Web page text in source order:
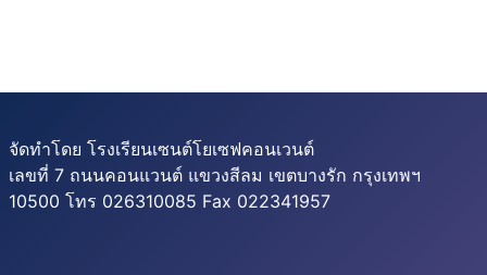
จัดทำโดย โรงเรียนเซนต์โยเซฟคอนเวนต์
เลขที่ 7 ถนนคอนแวนต์ แขวงสีลม เขตบางรัก กรุงเทพฯ
10500 โทร 026310085 Fax 022341957